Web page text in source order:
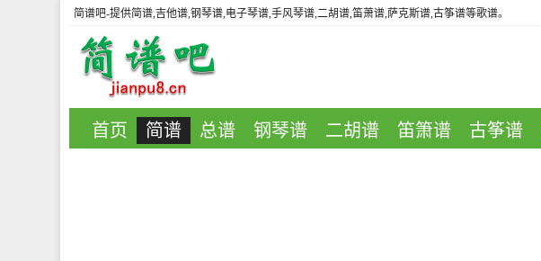
简谱吧-提供简谱,吉他谱,钢琴谱,电子琴谱,手风琴谱,二胡谱,笛萧谱,萨克斯谱,古筝谱等歌谱。
首页 简谱 总谱 钢琴谱 二胡谱 笛箫谱 古筝谱